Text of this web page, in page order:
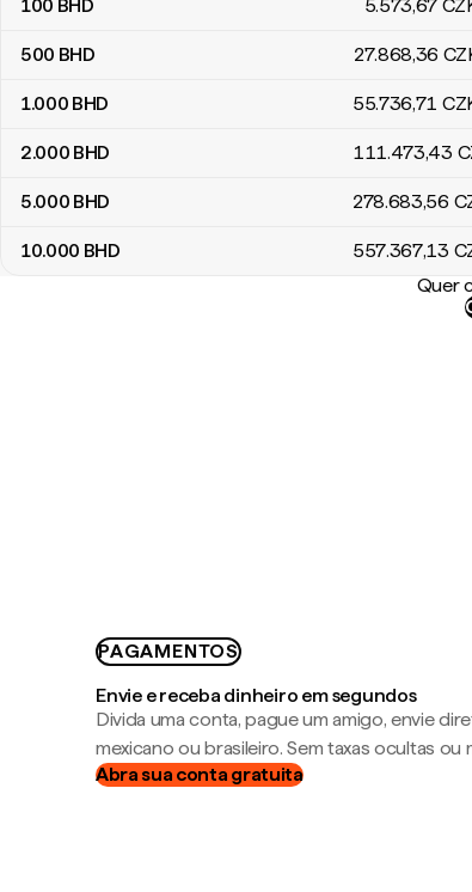
100 BHD 5.573,67
500 BHD 27.868,36
1.000 BHD 55.736,71
2.000 BHD 111.473,43
5.000 BHD 278.683,56
10.000 BHD 557.367,13
Quer
PAGAMENTOS
Envie e receba dinheiro em segundos
Divida uma conta, pague um amigo, envie
mexicano ou brasileiro. Sem taxas ocultas ou
Abra sua conta gratuita